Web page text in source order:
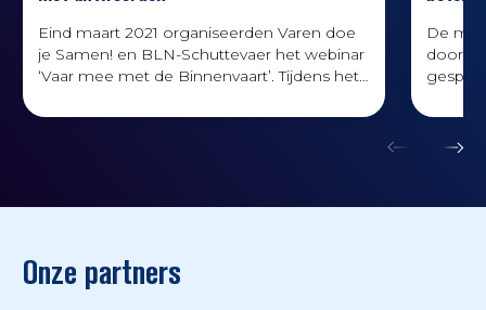
Eind maart 2021 organiseerden Varen doe
je Samen! en BLN-Schuttevaer het webinar
‘Vaar mee met de Binnenvaart’. Tijdens het
inkijkje in de wereld van de
De
door
Wat
Onze partners